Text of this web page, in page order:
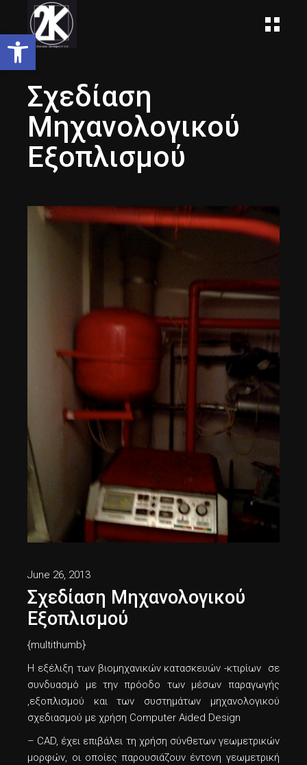
Open toolbar
Σχεδίαση
Μηχανολογικού
Εξοπλισμού
June 26, 2013
Σχεδίαση Μηχανολογικού
Εξοπλισμού
{multithumb}
Η εξέλιξη των βιομηχανικών κατασκευών -κτιρίων σε
συνδυασμό με την πρόοδο των μέσων παραγωγής
,εξοπλισμού και των συστημάτων μηχανολογικού
σχεδιασμού με χρήση Computer Aided Design
– CAD, έχει επιβάλει τη χρήση σύνθετων γεωμετρικών
μορφών, οι οποίες παρουσιάζουν έντονη γεωμετρική